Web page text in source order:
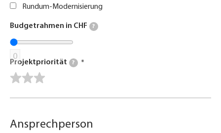
Rundum-Modernisierung
Budgetrahmen in CHF ?
0
Projektpriorität ?
Ansprechperson